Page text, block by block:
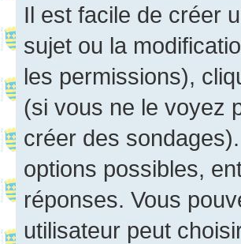
Il est facile de créer
sujet ou la
les permissions),
(si vous ne le voyez
créer des
options possibles,
réponses. Vous
utilisateur peut